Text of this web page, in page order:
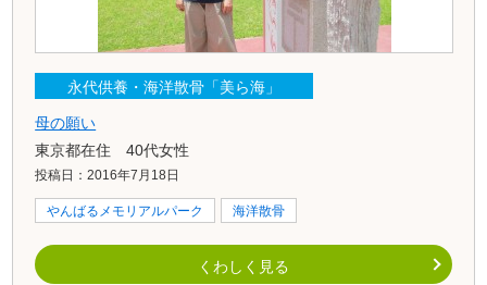
永代供養・海洋散骨「美ら海」
母の願い
東京都在住 40代女性
投稿日：2016年7月18日
やんばるメモリアルパーク 海洋散骨
くわしく見る